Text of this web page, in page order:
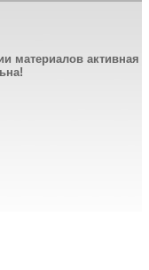
материалов активная